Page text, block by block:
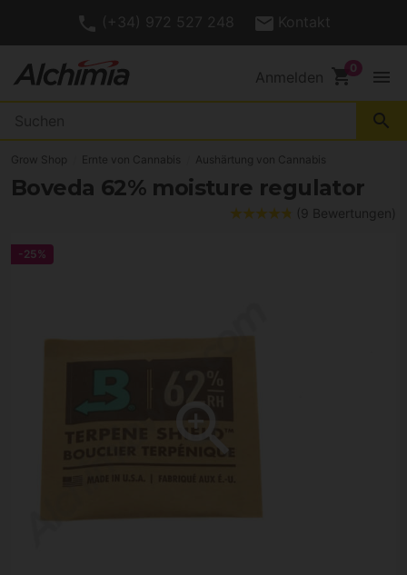
(+34) 972 527 248 Kontakt
Anmelden shopping_cart menu
search
Grow Shop Ernte von Cannabis Aushärtung von Cannabis
Boveda 62% moisture regulator
(9 Bewertungen)
-25%